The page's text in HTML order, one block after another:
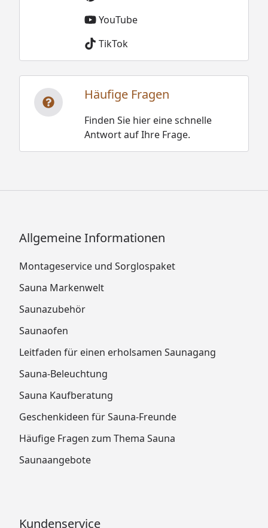
YouTube
TikTok
Häufige Fragen
Finden Sie hier eine schnelle
Antwort auf Ihre Frage.
Allgemeine Informationen
Montageservice und Sorglospaket
Sauna Markenwelt
Saunazubehör
Saunaofen
Leitfaden für einen erholsamen Saunagang
Sauna-Beleuchtung
Sauna Kaufberatung
Geschenkideen für Sauna-Freunde
Häufige Fragen zum Thema Sauna
Saunaangebote
Kundenservice